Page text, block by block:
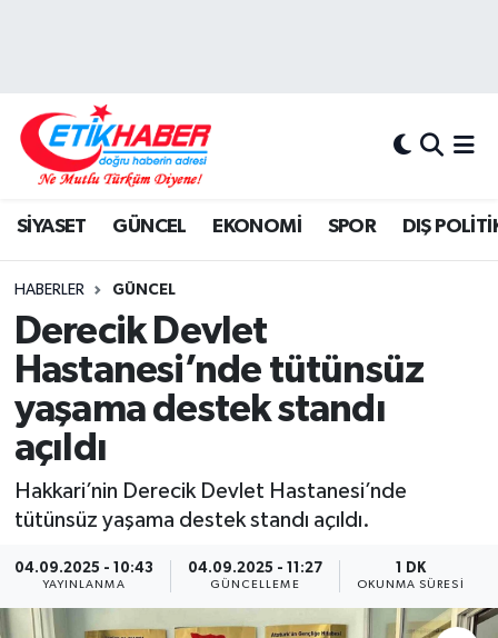
SİYASET GÜNCEL EKONOMİ SPOR DIŞ
HABERLER GÜNCEL
Derecik Devlet
Hastanesi’nde tütünsüz
yaşama destek standı
açıldı
Hakkari’nin Derecik Devlet Hastanesi’nde
tütünsüz yaşama destek standı açıldı.
04.09.2025 - 10:43
YAYINLANMA
04.09.2025 - 11:27
GÜNCELLEME
1 DK
OKUNMA SÜRESI
DIŞ POLİTİKA
EKONOMİ
KÖŞE YAZILARI
KÜLTÜR-SANAT-MAGAZİN
MEDYA
ÖZEL HABER
RÖPORTAJLAR
Hava Durumu
Süper Lig Puan Durumu ve Fikstür
Tüm Manşetler
Son Dakika Haberleri
Haber Arşivi